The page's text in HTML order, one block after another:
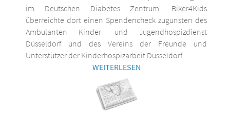
im Deutschen Diabetes Zentrum: Biker4Kids
überreichte dort einen Spendencheck zugunsten des
Ambulanten Kinder- und Jugendhospizdienst
Düsseldorf und des Vereins der Freunde und
Unterstützer der Kinderhospizarbeit Düsseldorf.
WEITERLESEN